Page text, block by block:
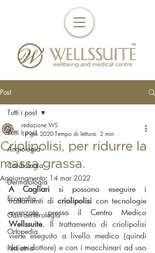
Post
Tutti i post
Angiologia
Cardiologia
Dermatologia
Ecografia
Gastroenterologia
Ortopedia
Pediatria
Tutti i post
Criolipolisi, per ridurre la
massa grassa.
redazione WS
17 giu 2020Tempo di lettura: 2 min
Aggiornamento: 14 mar 2022
A Cagliari si possono eseguire i
trattamenti di criolipolisi con tecnologie
Wellssuite. Il trattamento di criolipolisi
viene eseguito a livello medico (quindi
da un dottore) e con i macchinari ad uso